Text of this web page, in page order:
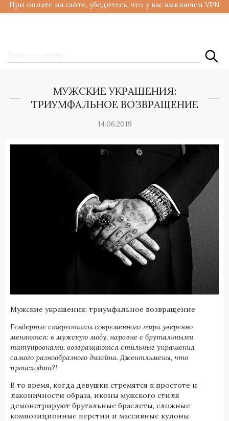
При оплате на сайте, убедитесь, что у вас выключен VPN
МУЖСКИЕ УКРАШЕНИЯ:
ТРИУМФАЛЬНОЕ ВОЗВРАЩЕНИЕ
14.06.2019
Мужские украшения: триумфальное возвращение
Гендерные стереотипы современного мира уверенно
меняются: в мужскую моду, наравне с брутальными
татуировками, возвращаются стильные украшения
самого разнообразного дизайна. Джентльмены, что
происходит?!
В то время, когда девушки стремятся к простоте и
лаконичности образа, иконы мужского стиля
демонстрируют брутальные браслеты, сложные
композиционные перстни и массивные кулоны.